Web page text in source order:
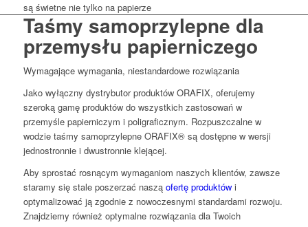
są świetne nie tylko na papierze
Taśmy samoprzylepne dla
przemysłu papierniczego
Wymagające wymagania, niestandardowe rozwiązania
Jako wyłączny dystrybutor produktów ORAFIX, oferujemy
szeroką gamę produktów do wszystkich zastosowań w
przemyśle papierniczym i poligraficznym. Rozpuszczalne w
wodzie taśmy samoprzylepne ORAFIX® są dostępne w wersji
jednostronnie i dwustronnie klejącej.
Aby sprostać rosnącym wymaganiom naszych klientów, zawsze
staramy się stale poszerzać naszą ofertę produktówi
optymalizować ją zgodnie z nowoczesnymi standardami rozwoju.
Znajdziemy również optymalne rozwiązania dla Twoich